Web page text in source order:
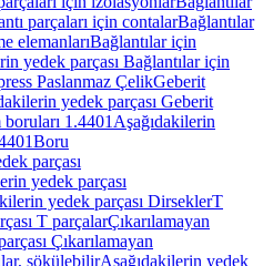
parçaları için contalarBağlantılar
elemanlarıBağlantılar için
yedek parçası Bağlantılar için
Paslanmaz ÇelikGeberit
yedek parçası Geberit
boruları 1.4401 Aşağıdakilerin
Boru
parçası
yedek parçası
yedek parçası DirseklerT
T parçalarÇıkarılamayan
Çıkarılamayan
sökülebilirAşağıdakilerin yedek